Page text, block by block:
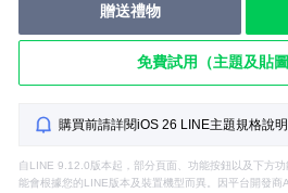
贈送禮物
免費試用（主題及貼圖
購買前請詳閱iOS 26 LINE主題規格說明
自LINE 9.12.0版本起，部分頁面、功能按鈕以及下方
能會根據您的LINE版本及裝置機型而異。因平台開發